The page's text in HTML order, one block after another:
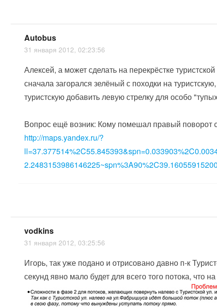
Autobus
31 января 2012, 02:23:56
Алексей, а может сделать на перекрёстке
сначала загорался зелёный с походки на
туристскую добавить левую стрелку для особо
Вопрос ещё возник: Кому помешал правый поворот
http://maps.yandex.ru/?
vodkins
31 января 2012, 03:25:56
Игорь, так уже подано и отрисовано давно п-к
секунд явно мало будет для всего того потока, что